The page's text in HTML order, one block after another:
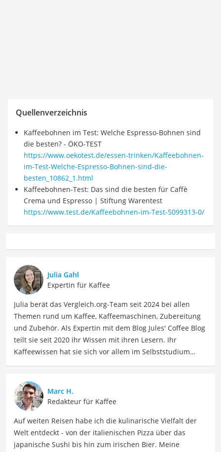
Quellenverzeichnis
Kaffeebohnen im Test: Welche Espresso-Bohnen sind
die besten? - ÖKO-TEST
https://www.oekotest.de/essen-trinken/Kaffeebohnen-
im-Test-Welche-Espresso-Bohnen-sind-die-
besten_10862_1.html
Kaffeebohnen-Test: Das sind die besten für Caffè
Crema und Espresso | Stiftung Warentest
https://www.test.de/Kaffeebohnen-im-Test-5099313-0/
Julia Gahl
Expertin für Kaffee
Julia berät das Vergleich.org-Team seit 2024 bei allen
Themen rund um Kaffee, Kaffeemaschinen, Zubereitung
und Zubehör. Als Expertin mit dem Blog Jules' Coffee Blog
teilt sie seit 2020 ihr Wissen mit ihren Lesern. Ihr
Kaffeewissen hat sie sich vor allem im Selbststudium
Thema besucht, z.B. eine Latte-Art-Schulung bei der
Rösterei Heilandt und eine Sensorik-Schulung der
Specialty Coffee Association bei der Bonner Kaffeeschule.
Wenn sie nicht über Kaffee schreibt, kann sie sich mit
ihren Freundinnen stundenlang über die gemeinsamen
Disney-Lieblingsfilme (insbesondere aus den 90ern)
Marc H.
Redakteur für Kaffee
Auf weiten Reisen habe ich die kulinarische Vielfalt der
Welt entdeckt - von der italienischen Pizza über das
japanische Sushi bis hin zum irischen Bier. Meine